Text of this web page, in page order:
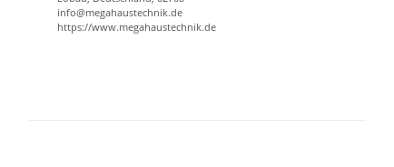
info@megahaustechnik.de
https://www.megahaustechnik.de